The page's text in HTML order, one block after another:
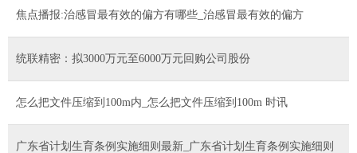
焦点播报:治感冒最有效的偏方有哪些_治感冒最有效的偏方
统联精密：拟3000万元至6000万元回购公司股份
怎么把文件压缩到100m内_怎么把文件压缩到100m 时讯
广东省计划生育条例实施细则最新_广东省计划生育条例实施细则